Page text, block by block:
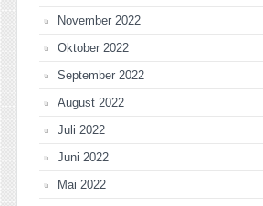
November 2022
Oktober 2022
September 2022
August 2022
Juli 2022
Juni 2022
Mai 2022